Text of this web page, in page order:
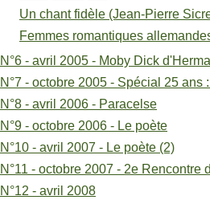
Un chant fidèle (Jean-Pierre
Femmes romantiques
N°6 - avril 2005 - Moby Dick
N°7 - octobre 2005 - Spécial 25 ans
N°8 - avril 2006 - Paracelse
N°9 - octobre 2006 - Le poète
N°10 - avril 2007 - Le poète (2)
N°11 - octobre 2007 - 2e Rencontre
N°12 - avril 2008